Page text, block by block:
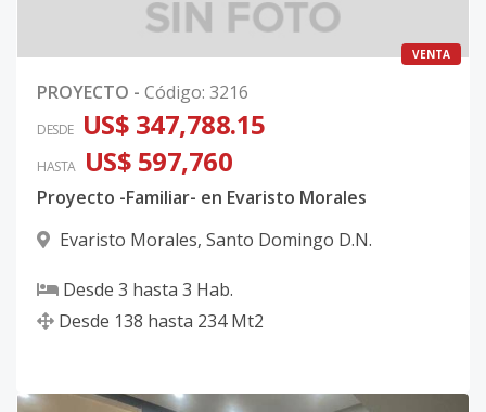
VENTA
PROYECTO - Código: 3216
DESDE US$ 347,788.15
HASTA US$ 597,760
Proyecto -Familiar- en Evaristo Morales
Evaristo Morales, Santo Domingo D.N.
Desde 3 hasta 3 Hab.
Desde 138 hasta 234 Mt2